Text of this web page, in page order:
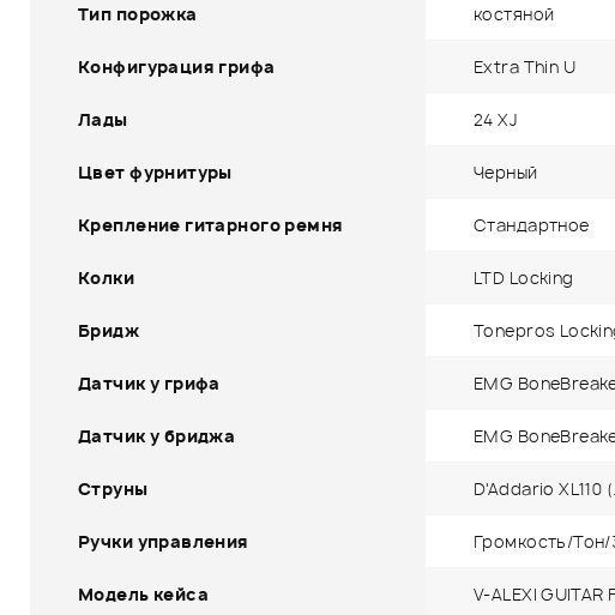
Тип порожка костяной
Конфигурация грифа Extra Thin U
Лады 24 XJ
Цвет фурнитуры Черный
Крепление гитарного ремня Стандартное
Колки LTD Locking
Бридж Tonepros
Датчик у грифа EMG
Датчик у бриджа EMG
Струны D'Addario XL110
Ручки управления Громкость/
Модель кейса V-ALEXI GUITAR